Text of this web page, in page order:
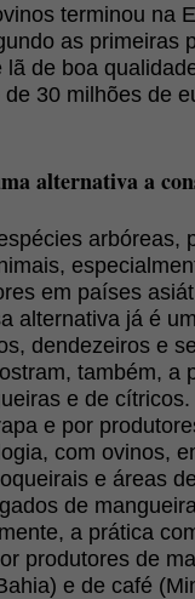
terminou na
as primeiras
de boa
30 milhões de
alternativa a
arbóreas,
em países
alternativa já é
dendezeiros e
também, a
e de
e por
com ovinos,
e áreas
de
a prática
produtores de
e de café